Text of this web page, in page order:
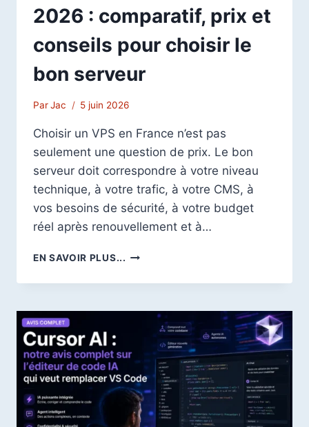
2026 : comparatif, prix et
conseils pour choisir le
bon serveur
ParJac 5 juin 2026
Choisir un VPS en France n’est pas
seulement une question de prix. Le bon
serveur doit correspondre à votre niveau
technique, à votre trafic, à votre CMS, à
vos besoins de sécurité, à votre budget
réel après renouvellement et à…
EN SAVOIR PLUS... MEILLEUR
FRANCE
:
COMPARATIF,
ET
CONSEILS
POUR
CHOISIR
LE